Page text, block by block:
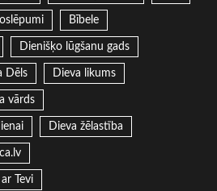
Bībele
Dienišķo lūgšanu gads
Dēls Dieva likums
vārds
Dieva žēlastība
Tevi